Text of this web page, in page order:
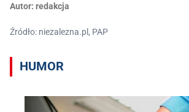
Autor: redakcja
Źródło: niezalezna.pl, PAP
HUMOR